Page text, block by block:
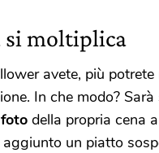
si moltiplica
avete, più
In che modo?
foto della propria cena
un piatto